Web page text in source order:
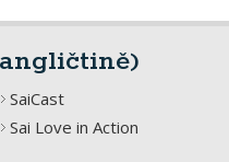
SaiCast
Sai Love in Action